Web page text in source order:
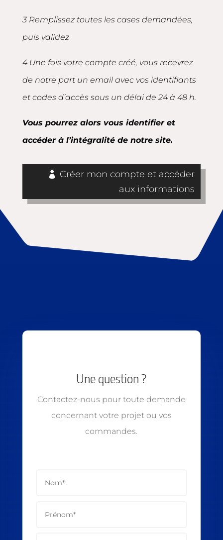
3 Remplissez toutes les cases demandées,
puis validez
4 Une fois votre compte créé, vous recevrez
de notre part un email avec vos identifiants
et codes d’accès sous un délai de 24 à 48 h.
Vous pourrez alors vous identifier et
accéder à l’intégralité de notre site.
Créer mon compte et accéder
aux informations
Une question ?
Contactez-nous pour toute demande
concernant votre projet ou vos
commandes.